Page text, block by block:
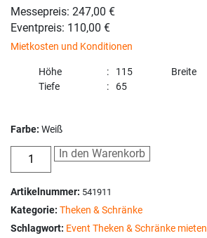
Messepreis: 247,00 €
Eventpreis: 110,00 €
Mietkosten und Konditionen
Höhe 115 Breite
Tiefe
65
Farbe: Weiß
In den Warenkorb
Artikelnummer: 541911
Kategorie: Theken & Schränke
Schlagwort: Event Theken & Schränke mieten